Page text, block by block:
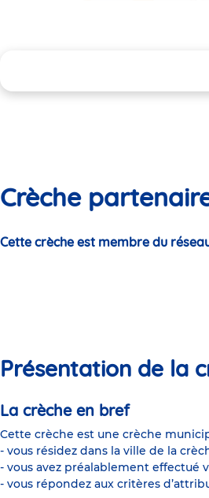
Crèche
Cette crèche est membre du
Présentation de la
La crèche en bref
Cette crèche est une crèche
- vous résidez dans la ville de la
- vous avez préalablement effectué
- vous répondez aux critères